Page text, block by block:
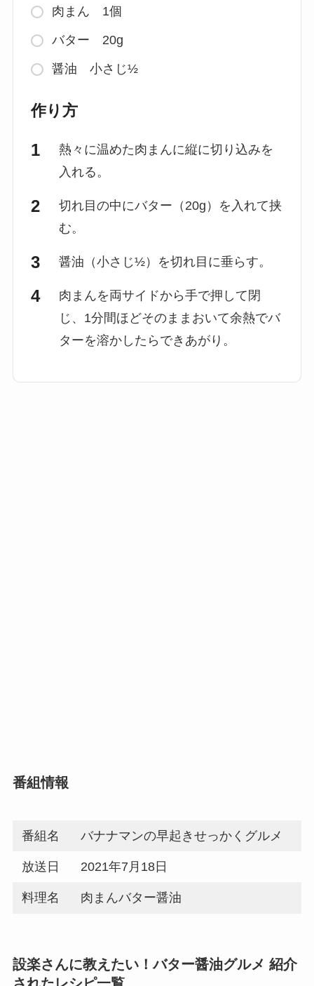
肉まん 1個
バター 20g
醤油 小さじ½
作り方
熱々に温めた肉まんに縦に切り込みを
入れる。
切れ目の中にバター（20g）を入れて挟
む。
醤油（小さじ½）を切れ目に垂らす。
肉まんを両サイドから手で押して閉
じ、1分間ほどそのままおいて余熱でバ
ターを溶かしたらできあがり。
番組情報
番組名 バナナマンの早起きせっかくグルメ
放送日 2021年7月18日
料理名 肉まんバター醤油
設楽さんに教えたい！バター醤油グルメ 紹介